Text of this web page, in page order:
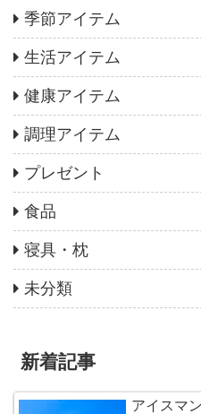
季節アイテム
生活アイテム
健康アイテム
調理アイテム
プレゼント
食品
寝具・枕
未分類
新着記事
アイスマ